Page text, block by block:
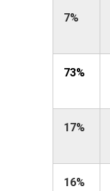
7%
73%
17%
16%